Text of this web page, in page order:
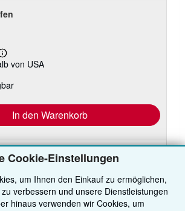
Cookie-Einstellungen
um Ihnen den Einkauf zu ermöglichen,
verbessern und unsere Dienstleistungen
hinaus verwenden wir Cookies, um
Weitere
Informationen
Versandkosten
von USA
In den Warenkorb
weitere Exemplare dieses Buches
Suchergebnisse ansehen